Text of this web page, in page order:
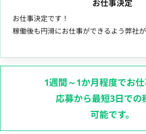
お仕事決定
お仕事決定です！
稼働後も円滑にお仕事ができるよう弊社が
1週間～1か月程度でお仕
応募から最短3日での
可能です。